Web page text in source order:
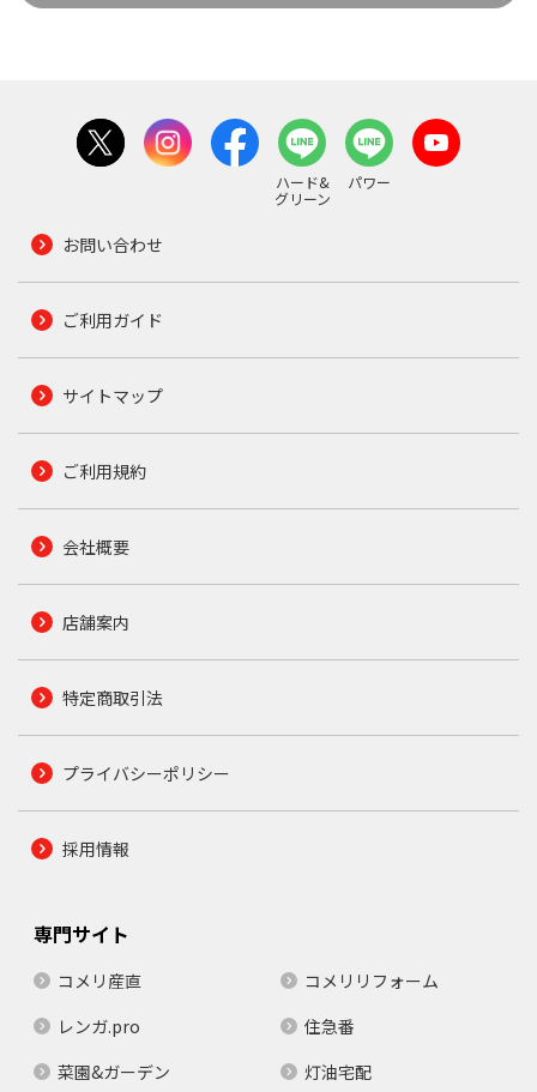
ハード&
グリーン
パワー
お問い合わせ
ご利用ガイド
サイトマップ
ご利用規約
会社概要
店舗案内
特定商取引法
プライバシーポリシー
採用情報
専門サイト
コメリ産直
コメリリフォーム
レンガ.pro
住急番
菜園&ガーデン
灯油宅配